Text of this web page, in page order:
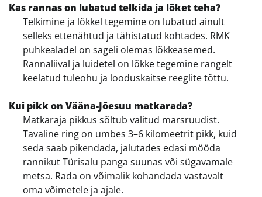
Kas rannas on lubatud telkida ja lõket teha?
Telkimine ja lõkkel tegemine on lubatud ainult
selleks ettenähtud ja tähistatud kohtades. RMK
puhkealadel on sageli olemas lõkkeasemed.
Rannaliival ja luidetel on lõkke tegemine rangelt
keelatud tuleohu ja looduskaitse reeglite tõttu.
Kui pikk on Vääna-Jõesuu matkarada?
Matkaraja pikkus sõltub valitud marsruudist.
Tavaline ring on umbes 3–6 kilomeetrit pikk, kuid
seda saab pikendada, jalutades edasi mööda
rannikut Türisalu panga suunas või sügavamale
metsa. Rada on võimalik kohandada vastavalt
oma võimetele ja ajale.